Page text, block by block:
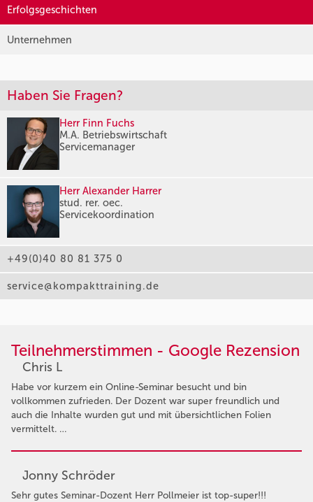
Erfolgsgeschichten
Unternehmen
Haben Sie Fragen?
Herr Finn Fuchs
M.A. Betriebswirtschaft
Servicemanager
Herr Alexander Harrer
stud. rer. oec.
Servicekoordination
+49(0)40 80 81 375 0
service@kompakttraining.de
Teilnehmerstimmen - Google Rezension
Chris L
Habe vor kurzem ein Online-Seminar besucht und bin
vollkommen zufrieden. Der Dozent war super freundlich und
auch die Inhalte wurden gut und mit übersichtlichen Folien
vermittelt. …
Jonny Schröder
Sehr gutes Seminar-Dozent Herr Pollmeier ist top-super!!!